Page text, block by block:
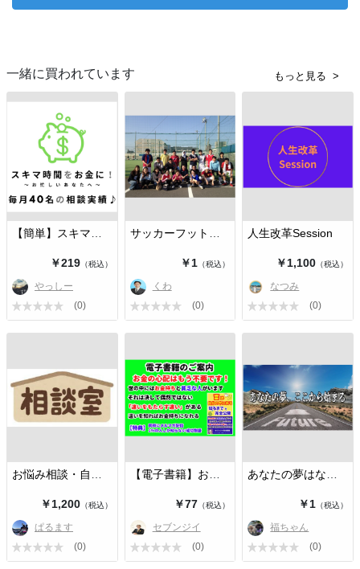
一緒に買われています もっと見る
￥219（税込）
やっしー
(0)
￥1 （税込）
くわ
(0)
人生改革Session
￥1,100（税込）
なつみ
(0)
￥1,200（税込）
ぱるます
(0)
￥77 （税込）
セブンジイ
(0)
￥1（税込）
福ちゃん
(0)